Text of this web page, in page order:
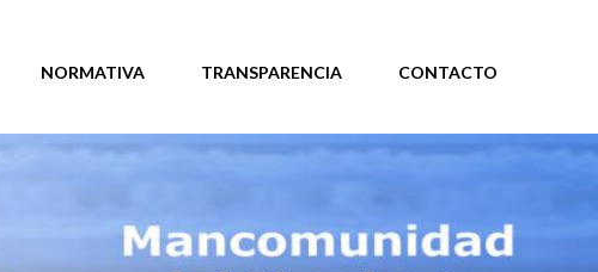
NORMATIVA TRANSPARENCIA CONTACTO